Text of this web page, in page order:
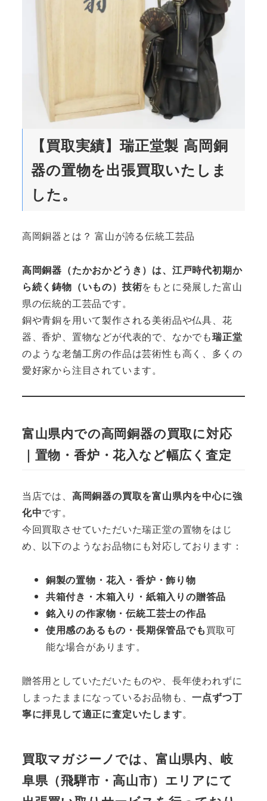
【買取実績】瑞正堂製 高岡銅
器の置物を出張買取いたしま
した。
高岡銅器とは？ 富山が誇る伝統工芸品
高岡銅器（たかおかどうき）は、江戸時代初期か
ら続く鋳物（いもの）技術をもとに発展した富山
県の伝統的工芸品です。
銅や青銅を用いて製作される美術品や仏具、花
器、香炉、置物などが代表的で、なかでも瑞正堂
のような老舗工房の作品は芸術性も高く、多くの
愛好家から注目されています。
富山県内での高岡銅器の買取に対応
｜置物・香炉・花入など幅広く査定
当店では、 高岡銅器の買取を富山県内を中心に強
化中です。
今回買取させていただいた瑞正堂の置物をはじ
め、以下のようなお品物にも対応しております：
銅製の置物・花入・香炉・飾り物
共箱付き・木箱入り・紙箱入りの贈答品
銘入りの作家物・伝統工芸士の作品
使用感のあるもの・長期保管品でも買取可
能な場合があります。
贈答用としていただいたものや、長年使われずに
しまったままになっているお品物も、一点ずつ丁
寧に拝見して適正に査定いたします。
買取マガジーノでは、富山県内、岐
阜県（飛騨市・高山市）エリアにて